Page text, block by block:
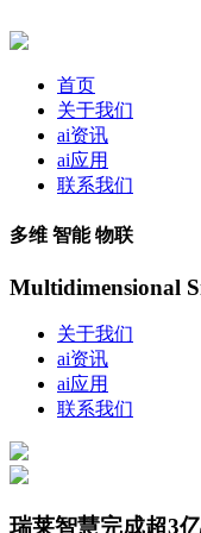
首页
关于我们
ai资讯
ai应用
联系我们
多维 智能 物联
Multidimensional
关于我们
ai资讯
ai应用
联系我们
瑞莱智慧完成超3